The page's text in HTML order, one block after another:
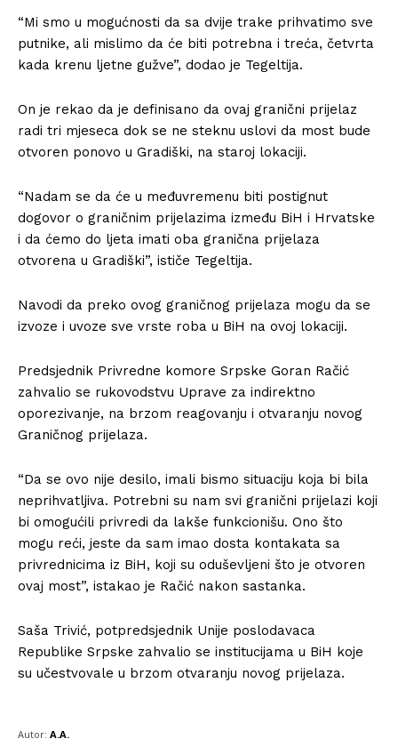
“Mi smo u mogućnosti da sa dvije trake prihvatimo sve
putnike, ali mislimo da će biti potrebna i treća, četvrta
kada krenu ljetne gužve”, dodao je Tegeltija.
On je rekao da je definisano da ovaj granični prijelaz
radi tri mjeseca dok se ne steknu uslovi da most bude
otvoren ponovo u Gradiški, na staroj lokaciji.
“Nadam se da će u međuvremenu biti postignut
dogovor o graničnim prijelazima između BiH i Hrvatske
i da ćemo do ljeta imati oba granična prijelaza
otvorena u Gradiški”, ističe Tegeltija.
Navodi da preko ovog graničnog prijelaza mogu da se
izvoze i uvoze sve vrste roba u BiH na ovoj lokaciji.
Predsjednik Privredne komore Srpske Goran Račić
zahvalio se rukovodstvu Uprave za indirektno
oporezivanje, na brzom reagovanju i otvaranju novog
Graničnog prijelaza.
“Da se ovo nije desilo, imali bismo situaciju koja bi bila
neprihvatljiva. Potrebni su nam svi granični prijelazi koji
bi omogućili privredi da lakše funkcionišu. Ono što
mogu reći, jeste da sam imao dosta kontakata sa
privrednicima iz BiH, koji su oduševljeni što je otvoren
ovaj most”, istakao je Račić nakon sastanka.
Saša Trivić, potpredsjednik Unije poslodavaca
Republike Srpske zahvalio se institucijama u BiH koje
su učestvovale u brzom otvaranju novog prijelaza.
Autor: A.A.